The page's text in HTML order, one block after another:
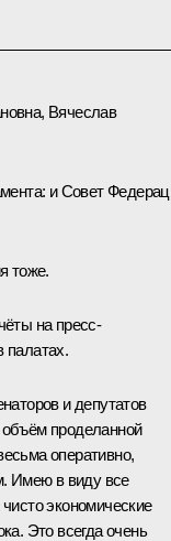
Вячеслав
и Совет
тоже.
на пресс-
палатах.
и депутатов
проделанной
оперативно,
Имею в виду все
экономические
Это всегда очень